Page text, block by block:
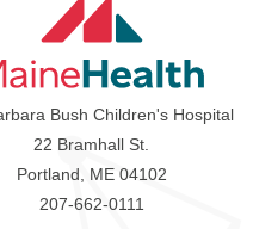
Bush Children's Hospital
22 Bramhall St.
Portland, ME 04102
207-662-0111